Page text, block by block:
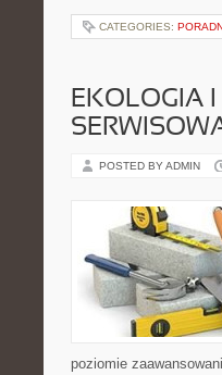
CATEGORIES:
EKOLOGIA
POSTED BY ADMIN
poziomie